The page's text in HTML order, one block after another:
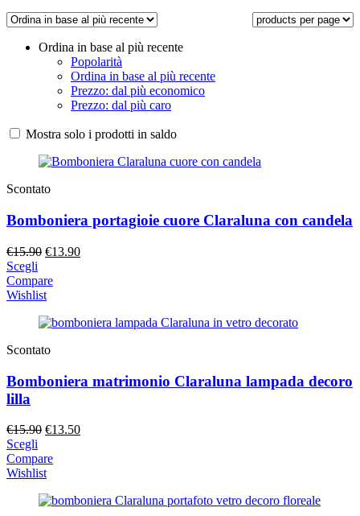
Ordina in base al più recente
Popolarità
Ordina in base al più recente
Prezzo: dal più economico
Prezzo: dal più caro
Mostra solo i prodotti in saldo
Scontato
Bomboniera portagioie cuore Claraluna con candela
€15.90 Il
originale
era:
€13.90Il
Scegli
Compare
Wishlist
Scontato
Bomboniera matrimonio Claraluna lampada decoro
lilla
€15.90 Il
originale
era:
€13.50Il
Scegli
Compare
Wishlist